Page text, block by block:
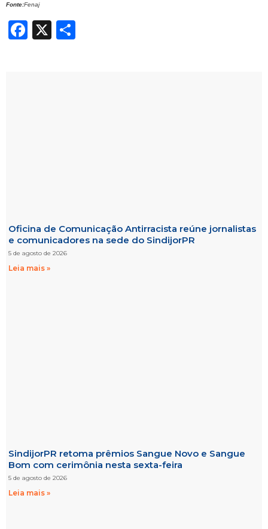
Fonte:Fenaj
Facebook
X
Oficina de Comunicação Antirracista reúne jornalistas
e comunicadores na sede do SindijorPR
5 de agosto de 2026
Leia mais »
SindijorPR retoma prêmios Sangue Novo e Sangue
Bom com cerimônia nesta sexta-feira
5 de agosto de 2026
Leia mais »